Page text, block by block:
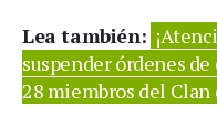
Lea también:
suspender órdenes
28 miembros del Clan